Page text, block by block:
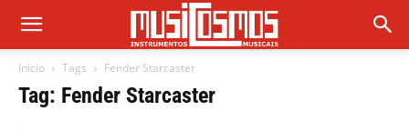
Início Tags Fender Starcaster
Tag: Fender Starcaster